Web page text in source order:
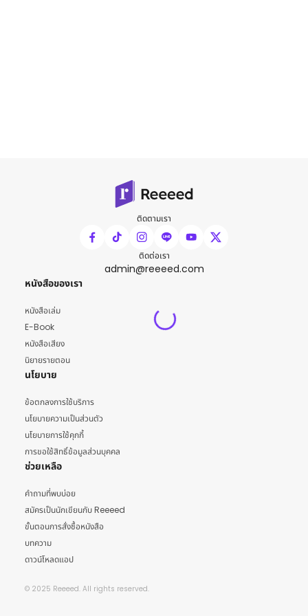
ติดตามเรา
ติดต่อเรา
admin@reeeed.com
หนังสือของเรา
หนังสือเล่ม
E-Book
หนังสือเสียง
นิยายรายตอน
นโยบาย
ข้อตกลงการใช้บริการ
นโยบายความเป็นส่วนตัว
นโยบายการใช้คุกกี้
การขอใช้สิทธิ์ข้อมูลส่วนบุคคล
ช่วยเหลือ
คำถามที่พบบ่อย
สมัครเป็นนักเขียนกับ Reeeed
ขั้นตอนการสั่งซื้อหนังสือ
บทความ
ดาวน์โหลดแอป
© 2025 Reeeed. All rights reserved.